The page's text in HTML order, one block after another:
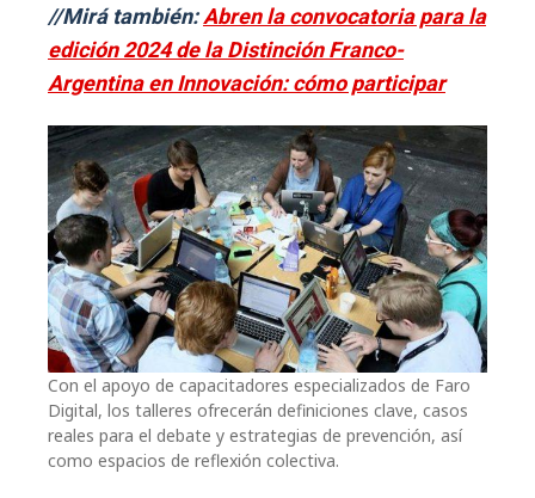
//Mirá también:Abren la convocatoria para la
edición 2024 de la Distinción Franco-
Argentina en Innovación: cómo participar
Con el apoyo de capacitadores especializados de Faro
Digital, los talleres ofrecerán definiciones clave, casos
reales para el debate y estrategias de prevención, así
como espacios de reflexión colectiva.